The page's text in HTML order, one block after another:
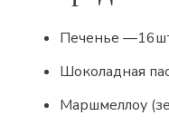
Печенье —16
Шоколадная
Маршмеллоу